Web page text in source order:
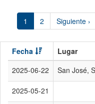
1 2 Siguiente ›
Fecha Lugar
2025-06-22
San José,
2025-05-21